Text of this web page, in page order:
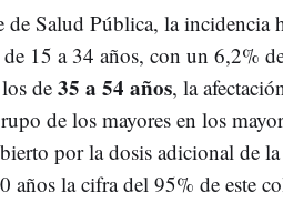
Salud Pública, la incidencia
15 a 34 años, con un 6,2%
de35 a 54 años, la
de los mayores en los
por la dosis adicional de
años la cifra del 95% de este